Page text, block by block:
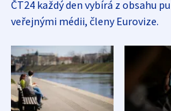
ČT24 každý den vybírá z obsahu
veřejnými médii, členy Eurovize.